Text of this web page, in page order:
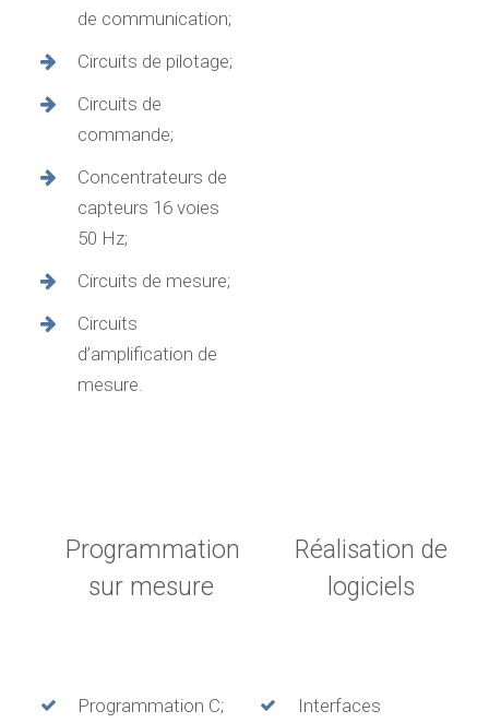
de communication;
Circuits de pilotage;
Circuits de
commande;
Concentrateurs de
capteurs 16 voies
50 Hz;
Circuits de mesure;
Circuits
d’amplification de
mesure.
Programmation
sur mesure
Programmation C;
Réalisation de
logiciels
Interfaces